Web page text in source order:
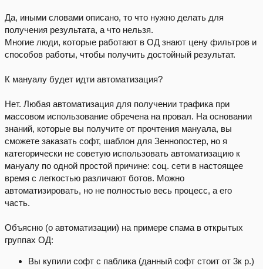
Да, иными словами описано, то что нужно делать для
получения результата, а что нельзя.
Многие люди, которые работают в ОД знают цену фильтров и
способов работы, чтобы получить достойный результат.
К мануалу будет идти автоматизация?
Нет. Любая автоматизация для получении трафика при
массовом использование обречена на провал. На основании
знаний, которые вы получите от прочтения мануала, вы
сможете заказать софт, шаблон для Зеннопостер, но я
категорически не советую использовать автоматизацию к
мануалу по одной простой причине: соц. сети в настоящее
время с легкостью различают ботов. Можно
автоматизировать, но не полностью весь процесс, а его
часть.
Объясню (о автоматизации) на примере спама в открытых
группах ОД:
Вы купили софт с паблика (данный софт стоит от 3к р.)